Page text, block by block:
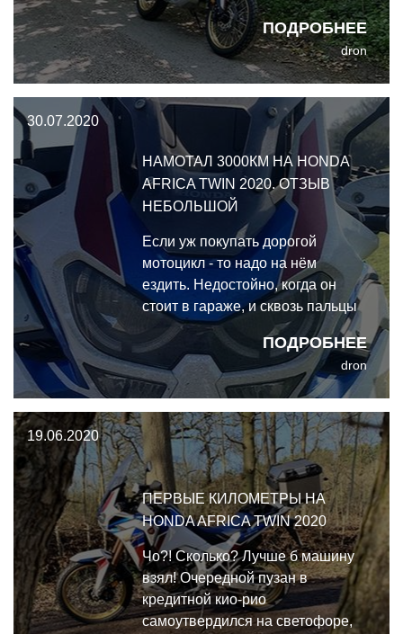
ПОДРОБНЕЕ
и нажатием кнопки стартера ты
меняешься - превращаясь из
просто человека в нечто на двух
колёсах, сливаясь с мотоциклом
dron
30.07.2020
НАМОТАЛ 3000КМ НА HONDA
AFRICA TWIN 2020. ОТЗЫВ
НЕБОЛЬШОЙ
ПОДРОБНЕЕ
Если уж покупать дорогой
мотоцикл - то надо на нём
ездить. Недостойно, когда он
стоит в гараже, и сквозь пальцы
утекают дорогие гарантийные
месяцы. Вот я и езжу - и накатал
за апрель около 3000 на своей
Honda Africa Twin 2020&#46;
Забегая вперёд, скажу, что летом
он всё ещё у меня, но об этом
напи
dron
19.06.2020
ПЕРВЫЕ КИЛОМЕТРЫ НА
HONDA AFRICA TWIN 2020
Чо?! Сколько? Лучше б машину
взял! Очередной пузан в
кредитной кио-рио
самоутвердился на светофоре,